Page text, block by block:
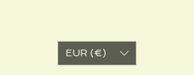
EUR (€)